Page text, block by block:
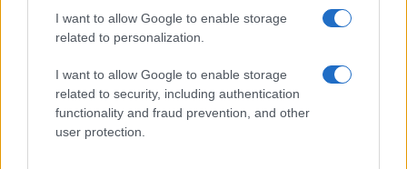
I want to allow Google to enable storage
related to personalization.
I want to allow Google to enable storage
related to security, including authentication
functionality and fraud prevention, and other
user protection.